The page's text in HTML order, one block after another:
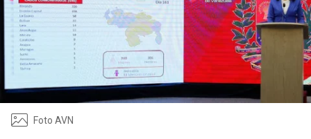
Foto AVN